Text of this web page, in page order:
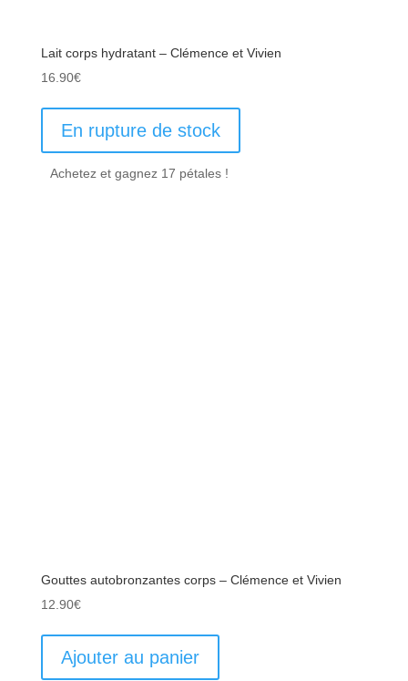
Lait corps hydratant – Clémence et Vivien
16.90€
En rupture de stock
Achetez et gagnez 17 pétales !
Gouttes autobronzantes corps – Clémence et Vivien
12.90€
Ajouter au panier